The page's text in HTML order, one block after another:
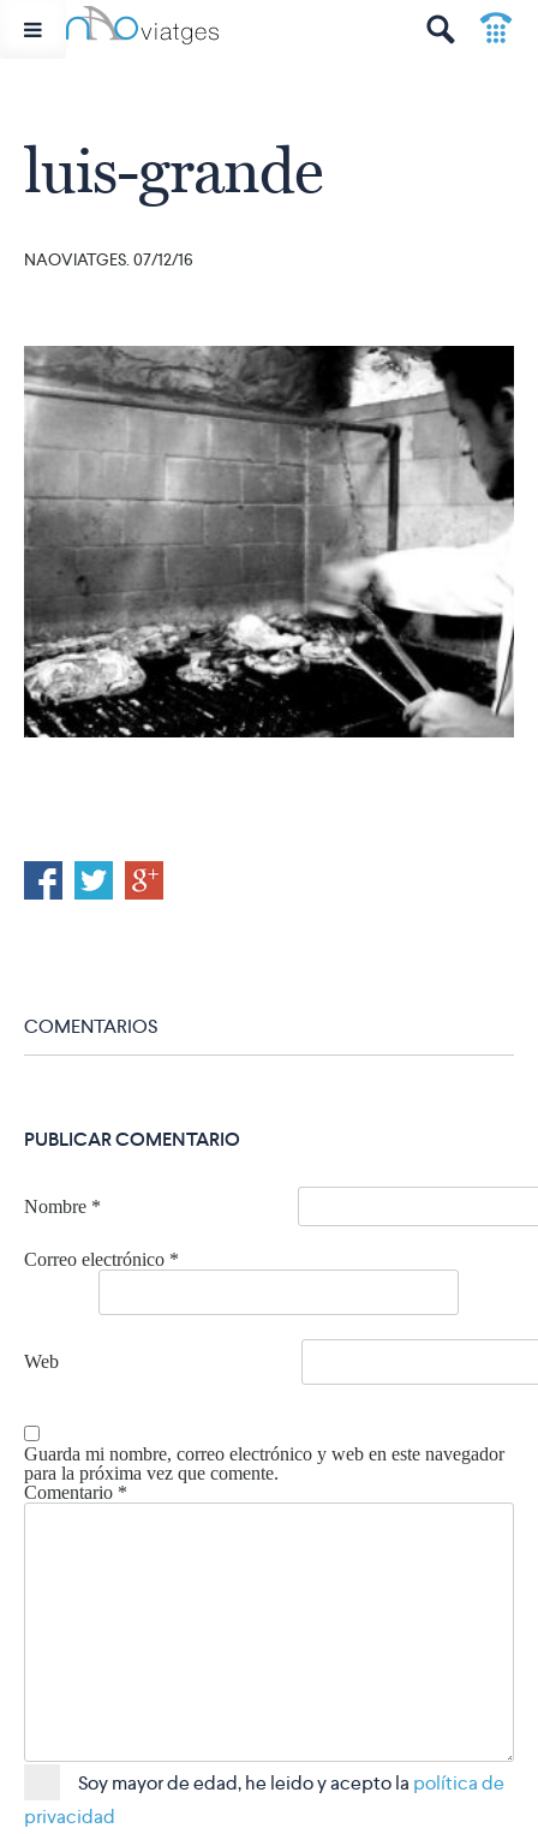
luis-grande
NAOVIATGES. 07/12/16
COMENTARIOS
PUBLICAR COMENTARIO
Nombre *
Correo electrónico *
Web
Guarda mi nombre, correo electrónico y web en este navegador
para la próxima vez que comente.
Comentario *
Soy mayor de edad, he leido y acepto la política de
privacidad
t
p